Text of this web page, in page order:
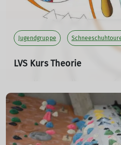
Liebe Grüße von euren
Maxi, Anna und Markus
Jugendgruppe
LVS Kurs Theorie
Hallo DAV-ler,
unser LVS Kurs Theorie findet
DRK Heim statt.
Referent: Armin Schaupp